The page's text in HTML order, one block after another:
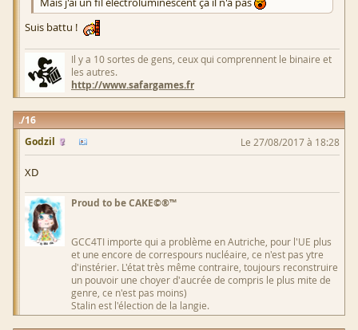
Suis battu !
Il y a 10 sortes de gens, ceux qui comprennent le binaire et
les autres.
http://www.safargames.fr
16
Godzil
Le 27/08/2017 à 18:28
XD
Proud to be CAKE©®™
GCC4TI importe qui a problème en Autriche, pour l'UE plus
et une encore de correspours nucléaire, ce n'est pas ytre
d'instérier. L'état très même contraire, toujours reconstruire
un pouvoir une choyer d'aucrée de compris le plus mite de
genre, ce n'est pas moins)
Stalin est l'élection de la langie.